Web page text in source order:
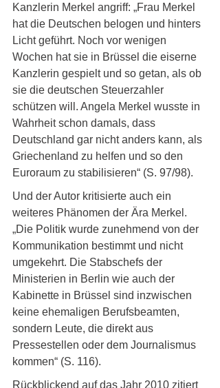
Kanzlerin Merkel angriff: „Frau Merkel
hat die Deutschen belogen und hinters
Licht geführt. Noch vor wenigen
Wochen hat sie in Brüssel die eiserne
Kanzlerin gespielt und so getan, als ob
sie die deutschen Steuerzahler
schützen will. Angela Merkel wusste in
Wahrheit schon damals, dass
Deutschland gar nicht anders kann, als
Griechenland zu helfen und so den
Euroraum zu stabilisieren“ (S. 97/98).
Und der Autor kritisierte auch ein
weiteres Phänomen der Ära Merkel.
„Die Politik wurde zunehmend von der
Kommunikation bestimmt und nicht
umgekehrt. Die Stabschefs der
Ministerien in Berlin wie auch der
Kabinette in Brüssel sind inzwischen
keine ehemaligen Berufsbeamten,
sondern Leute, die direkt aus
Pressestellen oder dem Journalismus
kommen“ (S. 116).
Rückblickend auf das Jahr 2010 zitiert